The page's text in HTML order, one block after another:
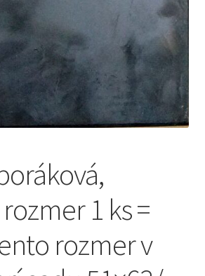
1 ks =
rozmer v